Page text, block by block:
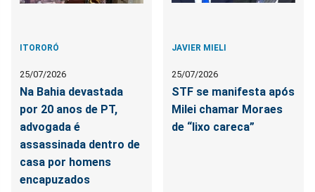
ITORORÓ
25/07/2026
Na Bahia devastada
por 20 anos de PT,
advogada é
assassinada dentro de
casa por homens
encapuzados
JAVIER MIELI
25/07/2026
STF se manifesta após
Milei chamar Moraes
de “lixo careca”